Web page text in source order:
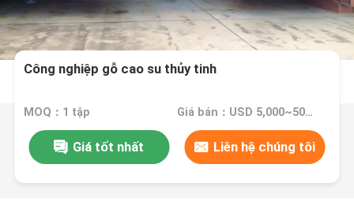
Công nghiệp gỗ cao su thủy tinh
MOQ：1 tập Giá bán：USD 5,000~50,000 set
Giá tốt nhất Liên hệ chúng tôi